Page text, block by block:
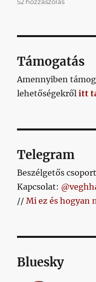
érkezett
című
Támogatás
Amennyiben
lehetőségekrőlitt
Telegram
Beszélgetős
Kapcsolat:
//Mi ez és hogyan
Bluesky